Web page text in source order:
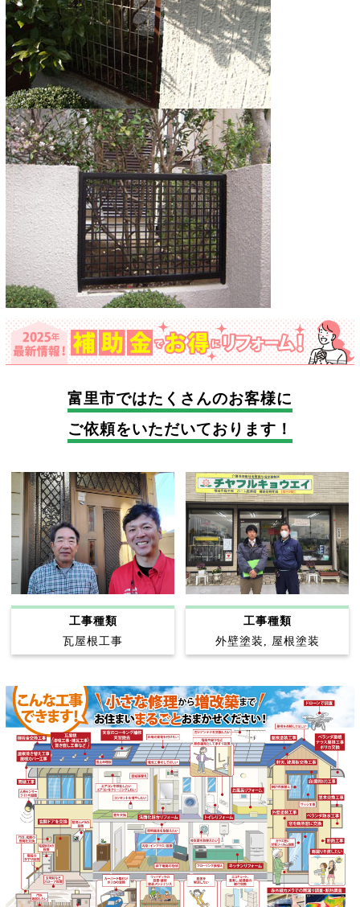
富里市ではたくさんのお客様に
ご依頼をいただいております！
工事種類
瓦屋根工事
工事種類
外壁塗装, 屋根塗装